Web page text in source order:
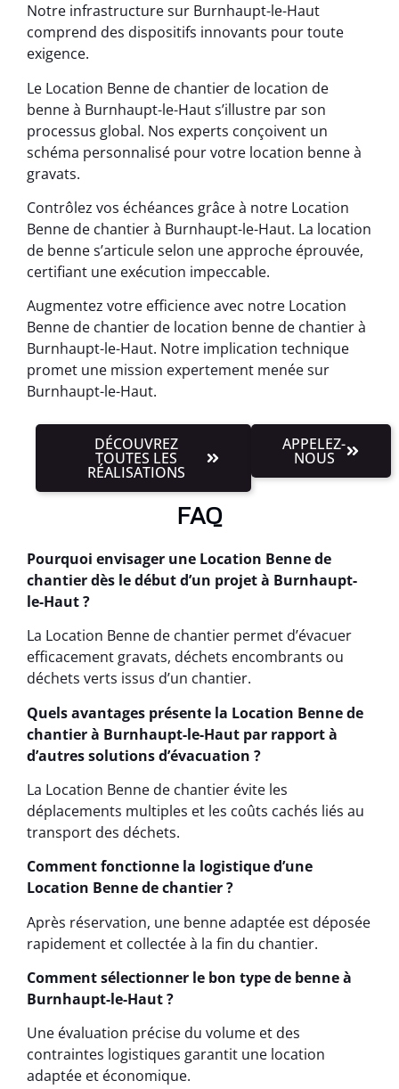
Notre infrastructure sur Burnhaupt-le-Haut
comprend des dispositifs innovants pour toute
exigence.
Le Location Benne de chantier de location de
benne à Burnhaupt-le-Haut s’illustre par son
processus global. Nos experts conçoivent un
schéma personnalisé pour votre location benne à
gravats.
Contrôlez vos échéances grâce à notre Location
Benne de chantier à Burnhaupt-le-Haut. La location
de benne s’articule selon une approche éprouvée,
certifiant une exécution impeccable.
Augmentez votre efficience avec notre Location
Benne de chantier de location benne de chantier à
Burnhaupt-le-Haut. Notre implication technique
promet une mission expertement menée sur
Burnhaupt-le-Haut.
DÉCOUVREZ
TOUTES LES
RÉALISATIONS
APPELEZ-
NOUS
FAQ
Pourquoi envisager une Location Benne de
chantier dès le début d’un projet à Burnhaupt-
le-Haut ?
La Location Benne de chantier permet d’évacuer
efficacement gravats, déchets encombrants ou
déchets verts issus d’un chantier.
Quels avantages présente la Location Benne de
chantier à Burnhaupt-le-Haut par rapport à
d’autres solutions d’évacuation ?
La Location Benne de chantier évite les
déplacements multiples et les coûts cachés liés au
transport des déchets.
Comment fonctionne la logistique d’une
Location Benne de chantier ?
Après réservation, une benne adaptée est déposée
rapidement et collectée à la fin du chantier.
Comment sélectionner le bon type de benne à
Burnhaupt-le-Haut ?
Une évaluation précise du volume et des
contraintes logistiques garantit une location
adaptée et économique.